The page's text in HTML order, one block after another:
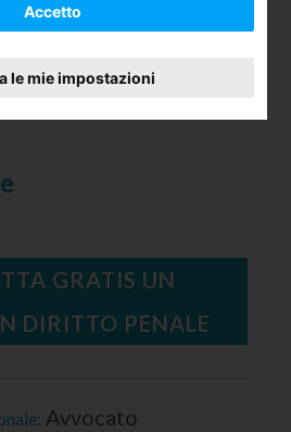
Accetto
le mie impostazioni
Mario
GRATIS UN
DIRITTO PENALE
Avvocato